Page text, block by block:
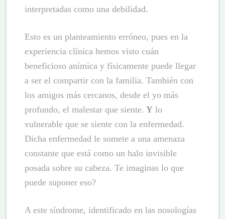
interpretadas como una debilidad.
Esto es un planteamiento erróneo, pues en la
experiencia clínica hemos visto cuán
beneficioso anímica y físicamente puede llegar
a ser el compartir con la familia. También con
los amigos más cercanos, desde el yo más
profundo, el malestar que siente. Ylo
vulnerable que se siente con la enfermedad.
Dicha enfermedad le somete a una amenaza
constante que está como un halo invisible
posada sobre su cabeza. Te imaginas lo que
puede suponer eso?
A este síndrome, identificado en las nosologías